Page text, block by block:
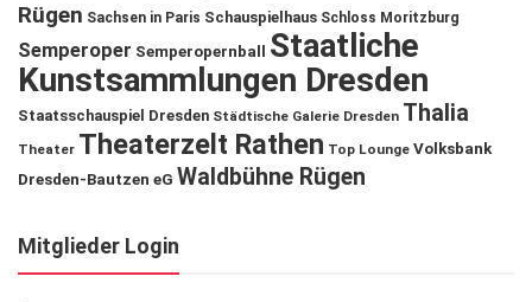
Rügen Sachsen in Paris Schauspielhaus Schloss Moritzburg
Semperoper Semperopernball
Staatliche
Kunstsammlungen Dresden
Staatsschauspiel Dresden Städtische Galerie Dresden Thalia
Theater Theaterzelt Rathen Top Lounge Volksbank
Dresden-Bautzen eG Waldbühne Rügen
Mitglieder Login